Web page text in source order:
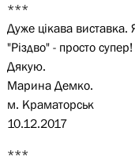
***
Дуже цікава виставка.
"Різдво" - просто
Дякую.
Марина Демко.
м. Краматорськ
10.12.2017
***